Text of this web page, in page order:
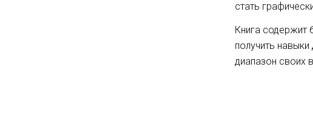
стать
Книга содержит
получить
диапазон своих